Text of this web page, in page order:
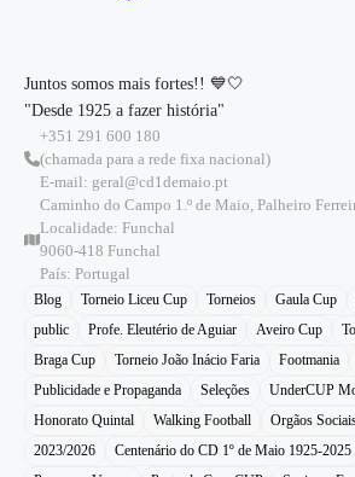
Juntos somos mais fortes!! 💙🤍
"Desde 1925 a fazer história"
+351 291 600 180
(chamada para a rede fixa nacional)
E-mail: geral@cd1demaio.pt
Caminho do Campo 1.º de Maio, Palheiro
Localidade: Funchal
9060-418 Funchal
País: Portugal
Blog Torneio Liceu Cup Torneios Gaula Cup
public
Profe. Eleutério de Aguiar Aveiro Cup
Braga Cup
Torneio João Inácio Faria Footmania
Publicidade e Propaganda
Seleções UnderCUP
Honorato Quintal
Walking Football Orgãos
2023/2026
Centenário do CD 1º de Maio 1925-2025